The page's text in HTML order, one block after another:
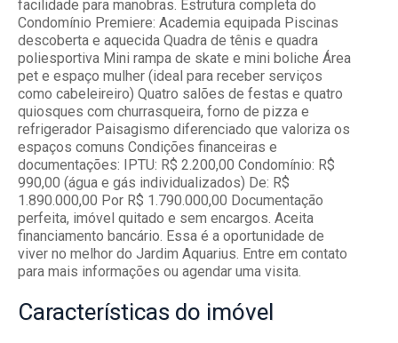
facilidade para manobras. Estrutura completa do
Condomínio Premiere: Academia equipada Piscinas
descoberta e aquecida Quadra de tênis e quadra
poliesportiva Mini rampa de skate e mini boliche Área
pet e espaço mulher (ideal para receber serviços
como cabeleireiro) Quatro salões de festas e quatro
quiosques com churrasqueira, forno de pizza e
refrigerador Paisagismo diferenciado que valoriza os
espaços comuns Condições financeiras e
documentações: IPTU: R$ 2.200,00 Condomínio: R$
990,00 (água e gás individualizados) De: R$
1.890.000,00 Por R$ 1.790.000,00 Documentação
perfeita, imóvel quitado e sem encargos. Aceita
financiamento bancário. Essa é a oportunidade de
viver no melhor do Jardim Aquarius. Entre em contato
para mais informações ou agendar uma visita.
Características do imóvel